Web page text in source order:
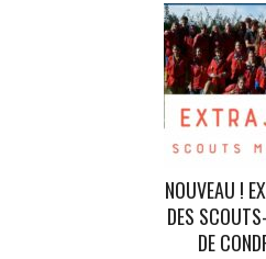
NOUVEAU !
DES
DE